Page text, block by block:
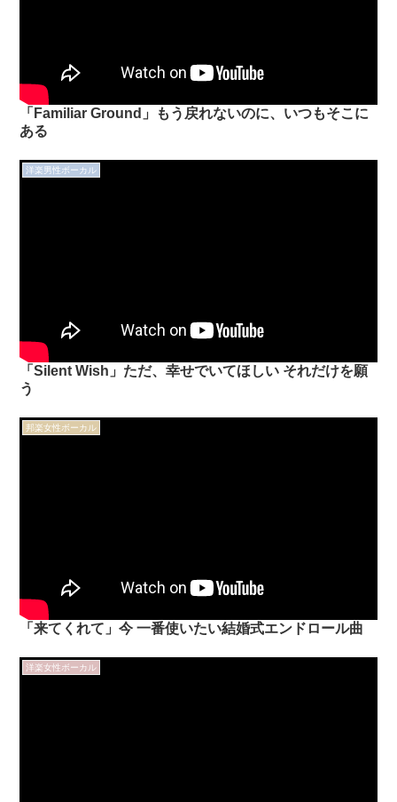
「Familiar Ground」もう戻れないのに、いつもそこに
ある
洋楽男性ボーカル
「Silent Wish」ただ、幸せでいてほしい それだけを願
う
邦楽女性ボーカル
「来てくれて」今 一番使いたい結婚式エンドロール曲
洋楽女性ボーカル